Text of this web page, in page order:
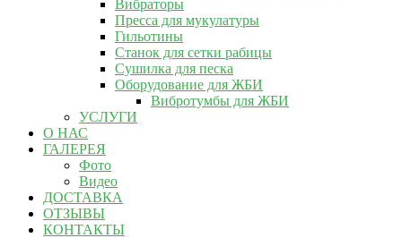
Вибраторы
Пресса для мукулатуры
Гильотины
Станок для сетки рабицы
Сушилка для песка
Оборудование для ЖБИ
Вибротумбы для ЖБИ
УСЛУГИ
О НАС
ГАЛЕРЕЯ
Фото
Видео
ДОСТАВКА
ОТЗЫВЫ
КОНТАКТЫ